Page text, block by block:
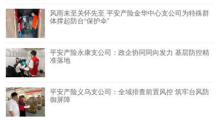
风雨未至关怀先至 平安产险金华中心支公司为特殊群
体撑起防台“保护伞”
平安产险永康支公司：政企协同同向发力 基层防控精
准落地
平安产险义乌支公司：全域排查前置风控 筑牢台风防
御屏障